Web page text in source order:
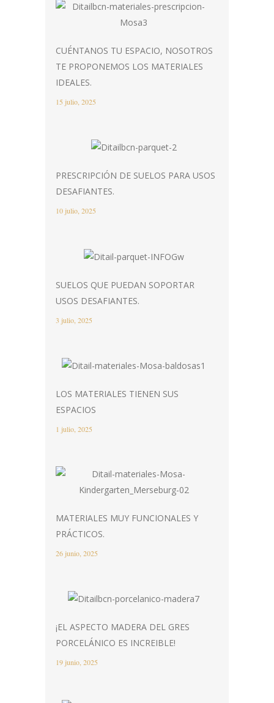
CUÉNTANOS TU ESPACIO, NOSOTROS
TE PROPONEMOS LOS MATERIALES
IDEALES.
15 julio, 2025
PRESCRIPCIÓN DE SUELOS PARA USOS
DESAFIANTES.
10 julio, 2025
SUELOS QUE PUEDAN SOPORTAR
USOS DESAFIANTES.
3 julio, 2025
LOS MATERIALES TIENEN SUS
ESPACIOS
1 julio, 2025
MATERIALES MUY FUNCIONALES Y
PRÁCTICOS.
26 junio, 2025
¡EL ASPECTO MADERA DEL GRES
PORCELÁNICO ES INCREIBLE!
19 junio, 2025